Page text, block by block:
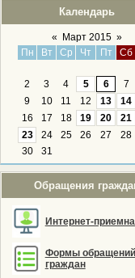
Календарь
« Март 2015 »
Пн
Вт Ср Чт Пт Сб
2
3 4 5 6 7
9
10 11 12 13 14
16
17 18 19 20 21
23
24 25 26 27 28
30
31
Обращения
Интернет-
Формы обращений
граждан